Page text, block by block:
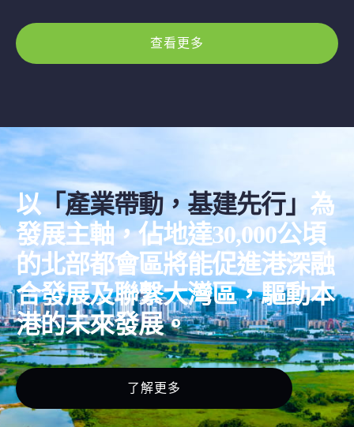
查看更多
以「產業帶動，基建先行」 為
發展主軸，佔地達30,000公頃
的北部都會區將能促進港深融
合發展及聯繫大灣區，驅動本
港的未來發展。
了解更多